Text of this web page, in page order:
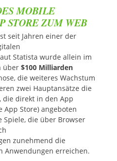
MOBILE
STORE ZUM WEB
seit Jahren einer der
Statista wurde allein im
über $100 Milliarden
die weiteres Wachstum
zwei Hauptansätze die
die direkt in den App
App Store) angeboten
die über Browser
zunehmend die
Anwendungen erreichen.